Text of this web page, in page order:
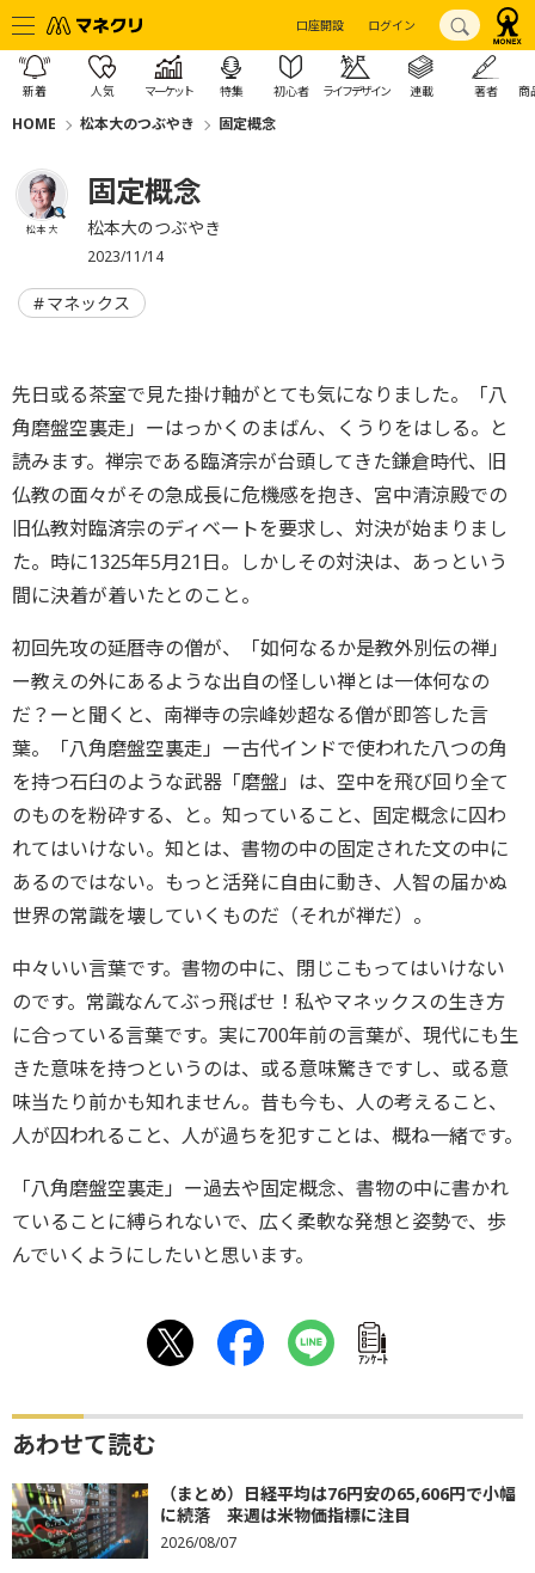
口座開設 ログイン
新着 人気 マーケット 特集 初心者 ライフデザイン 連載 著者 商
HOME 松本大のつぶやき 固定概念
松本 大
固定概念
松本大のつぶやき
2023/11/14
マネックス
先日或る茶室で見た掛け軸がとても気になりました。「八
角磨盤空裏走」ーはっかくのまばん、くうりをはしる。と
読みます。禅宗である臨済宗が台頭してきた鎌倉時代、旧
仏教の面々がその急成長に危機感を抱き、宮中清涼殿での
旧仏教対臨済宗のディベートを要求し、対決が始まりまし
た。時に1325年5月21日。しかしその対決は、あっという
間に決着が着いたとのこと。
初回先攻の延暦寺の僧が、「如何なるか是教外別伝の禅」
ー教えの外にあるような出自の怪しい禅とは一体何なの
だ？ーと聞くと、南禅寺の宗峰妙超なる僧が即答した言
葉。「八角磨盤空裏走」ー古代インドで使われた八つの角
を持つ石臼のような武器「磨盤」は、空中を飛び回り全て
のものを粉砕する、と。知っていること、固定概念に囚わ
れてはいけない。知とは、書物の中の固定された文の中に
あるのではない。もっと活発に自由に動き、人智の届かぬ
世界の常識を壊していくものだ（それが禅だ）。
中々いい言葉です。書物の中に、閉じこもってはいけない
のです。常識なんてぶっ飛ばせ！私やマネックスの生き方
に合っている言葉です。実に700年前の言葉が、現代にも生
きた意味を持つというのは、或る意味驚きですし、或る意
味当たり前かも知れません。昔も今も、人の考えること、
人が囚われること、人が過ちを犯すことは、概ね一緒です。
「八角磨盤空裏走」ー過去や固定概念、書物の中に書かれ
ていることに縛られないで、広く柔軟な発想と姿勢で、歩
んでいくようにしたいと思います。
ｱﾝｹｰﾄ
あわせて読む
（まとめ）日経平均は76円安の65,606円で小幅
に続落 来週は米物価指標に注目
2026/08/07